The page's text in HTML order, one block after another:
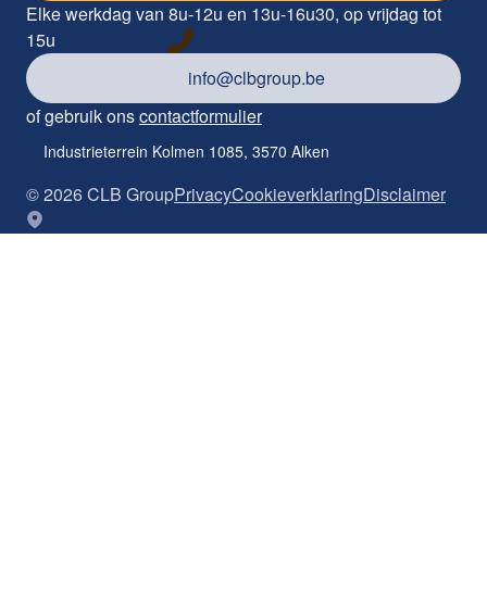
Elke werkdag van 8u-12u en 13u-16u30, op vrijdag tot
15u
info@clbgroup.be
of gebruik onscontactformulier
Industrieterrein Kolmen 1085, 3570 Alken
©2026CLB GroupPrivacyCookieverklaringDisclaimer